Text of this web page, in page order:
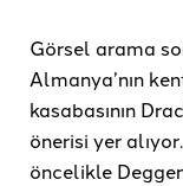
Görsel arama
Almanya’nın
kasabasının
önerisi yer
öncelikle